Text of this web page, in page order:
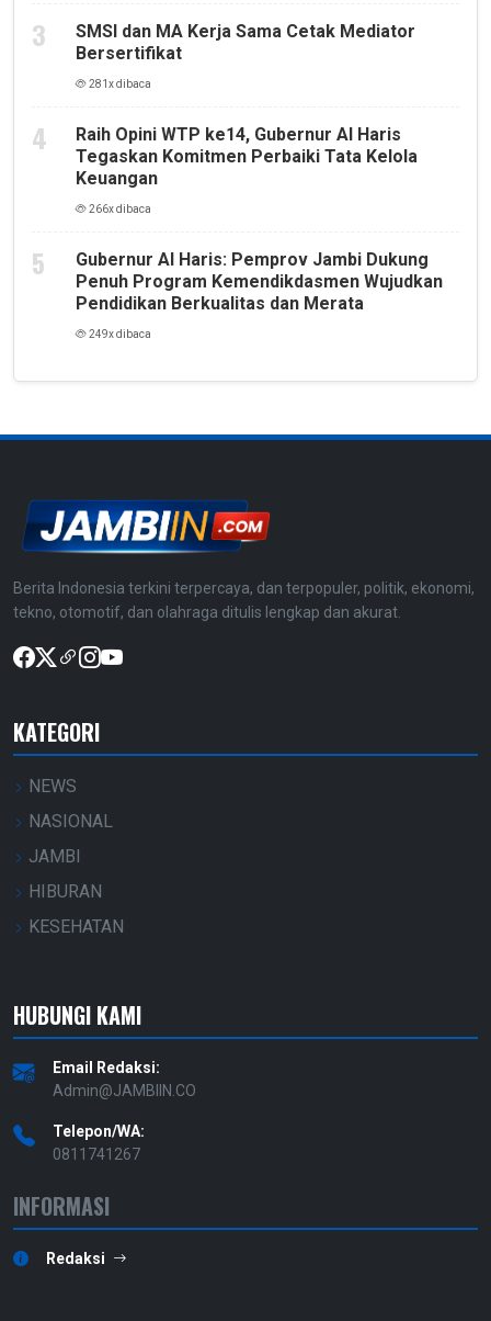
SMSI dan MA Kerja Sama Cetak Mediator
Bersertifikat
281x dibaca
Raih Opini WTP ke14, Gubernur Al Haris
Tegaskan Komitmen Perbaiki Tata Kelola
Keuangan
266x dibaca
Gubernur Al Haris: Pemprov Jambi Dukung
Penuh Program Kemendikdasmen Wujudkan
Pendidikan Berkualitas dan Merata
249x dibaca
Berita Indonesia terkini terpercaya, dan terpopuler, politik, ekonomi,
tekno, otomotif, dan olahraga ditulis lengkap dan akurat.
KATEGORI
NEWS
NASIONAL
JAMBI
HIBURAN
KESEHATAN
HUBUNGI KAMI
Email Redaksi:
Admin@JAMBIIN.CO
Telepon/WA:
0811741267
INFORMASI
Redaksi